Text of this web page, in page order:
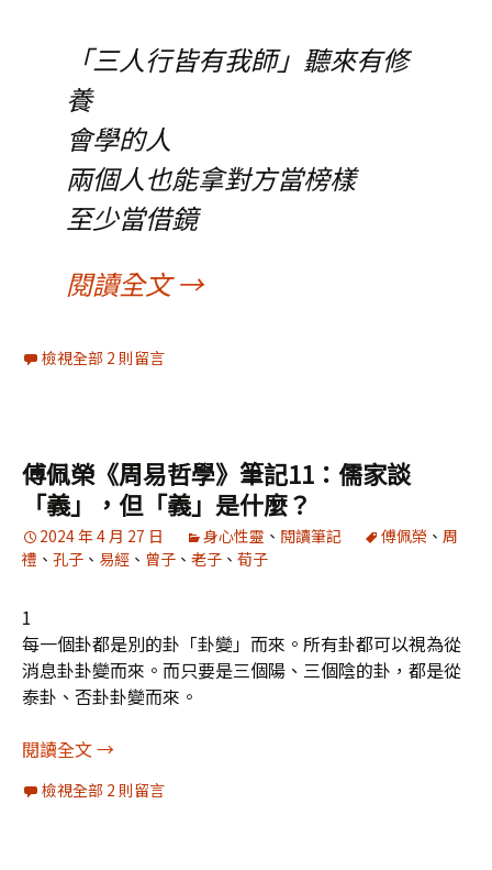
「三人行皆有我師」聽來有修
養
會學的人
兩個人也能拿對方當榜樣
至少當借鏡
閱讀全文三人行
→
檢視全部 2 則留言
傅佩榮《周易哲學》筆記11：儒家談
「義」，但「義」是什麼？
2024 年 4 月 27 日 身心性靈 、 閱讀筆記 傅佩榮 、 周
禮 、 孔子 、 易經 、 曾子 、 老子 、 荀子
1
每一個卦都是別的卦「卦變」而來。所有卦都可以視為從
消息卦卦變而來。而只要是三個陽、三個陰的卦，都是從
泰卦、否卦卦變而來。
閱讀全文傅佩榮《周易哲學》筆記11：儒家談「義」，但「
→
檢視全部 2 則留言